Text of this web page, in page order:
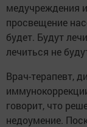
медучреждения
просвещение
будет. Будут
лечиться не
Врач-терапевт,
говорит, что
недоумение.